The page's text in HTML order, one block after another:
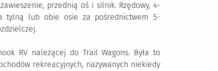
przednią oś i silnik. Rzędowy, 4-
tylną lub obie osie za pośrednictwem 5-
RV należącej do Trail Wagons. Była to
rekreacyjnych, nazywanych niekiedy